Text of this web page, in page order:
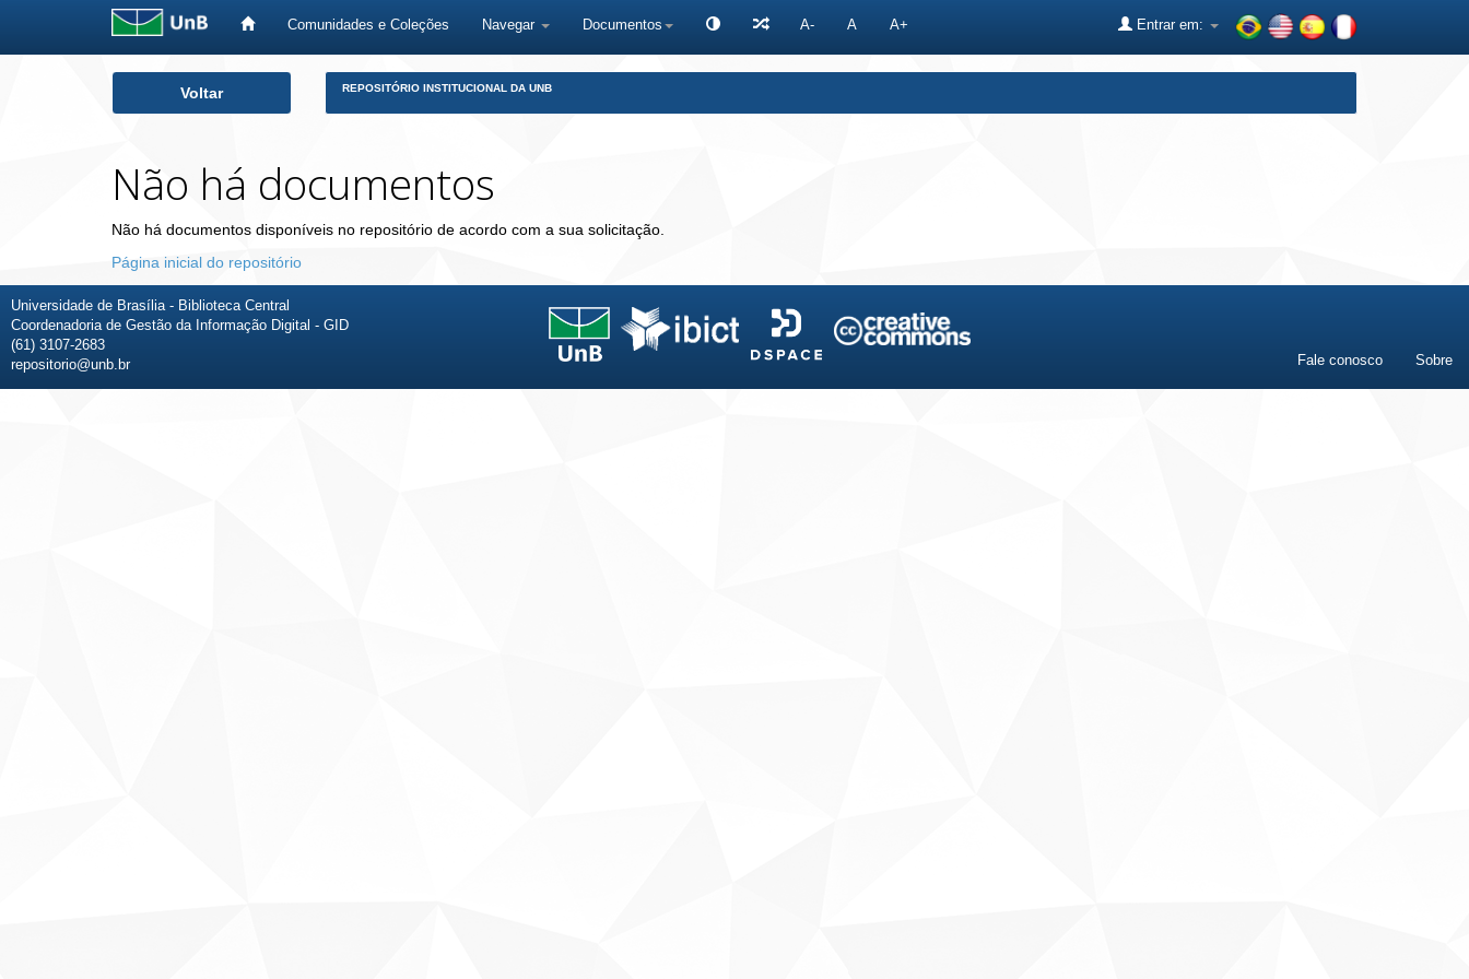
Comunidades e Coleções Navegar Documentos A- A A+ Entrar em:
Voltar REPOSITÓRIO INSTITUCIONAL DA UNB
Não há documentos
Não há documentos disponíveis no repositório de acordo com a sua solicitação.
Página inicial do repositório
Universidade de Brasília - Biblioteca Central
Coordenadoria de Gestão da Informação Digital - GID
(61) 3107-2683
repositorio@unb.br
Fale conosco Sobre